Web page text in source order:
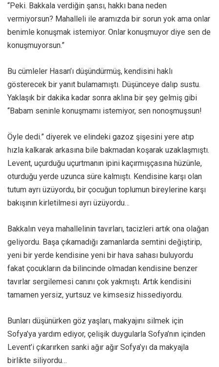
“Peki. Bakkala verdiğin şansı, hakkı bana neden
vermiyorsun? Mahalleli ile aramızda bir sorun yok ama onlar
benimle konuşmak istemiyor. Onlar konuşmuyor diye sen de
konuşmuyorsun.”
Bu cümleler Hasan’ı düşündürmüş, kendisini haklı
gösterecek bir yanıt bulamamıştı. Düşünceye dalıp sustu.
Yaklaşık bir dakika kadar sonra aklına bir şey gelmiş gibi
“Babam seninle konuşmamı istemiyor, sen nonoşmuşsun!
Öyle dedi.” diyerek ve elindeki gazoz şişesini yere atıp
hızla kalkarak arkasına bile bakmadan koşarak uzaklaşmıştı.
Levent, uçurduğu uçurtmanın ipini kaçırmışçasına hüzünle,
oturduğu yerde uzunca süre kalmıştı. Kendisine karşı olan
tutum ayrı üzüyordu, bir çocuğun toplumun bireylerine karşı
bakışının kirletilmesi ayrı üzüyordu…
Bakkalın veya mahallelinin tavırları, tacizleri artık ona olağan
geliyordu. Başa çıkamadığı zamanlarda semtini değiştirip,
yeni bir yerde kendisine yeni bir hava sahası buluyordu
fakat çocukların da bilincinde olmadan kendisine benzer
tavırlar sergilemesi canını çok yakmıştı. Artık kendisini
tamamen yersiz, yurtsuz ve kimsesiz hissediyordu.
Bunları düşünürken göz yaşları, makyajını silmek için
Sofya’ya yardım ediyor, çelişik duygularla Sofya’nın içinden
Levent’i çıkarırken sanki ağır ağır Sofya’yı da makyajla
birlikte siliyordu…